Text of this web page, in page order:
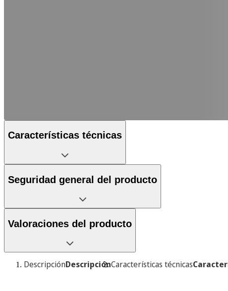
Características técnicas
Seguridad general del producto
Valoraciones del producto
DescripciónDescripciónCaracterísticas técnicas